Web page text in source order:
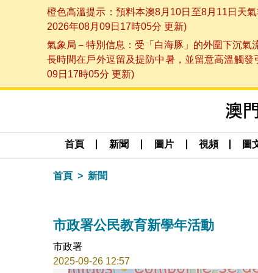
橙色高溫提示：預料本澳8月10日至8月11日天
2026年08月09日17時05分 更新)
氣象局－特別信息：受「白海豚」的外圍下沉
長時間在戶外逗留及提防中暑，並留意高溫觸
09日17時05分 更新)
首頁 新聞 圖片 視頻 圖
首頁 新聞
市政署公民教育新學年活動
市政署
2025-09-26 12:57